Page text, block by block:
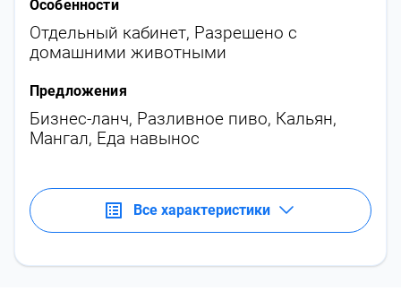
Особенности
Отдельный кабинет, Разрешено с
домашними животными
Предложения
Бизнес-ланч, Разливное пиво, Кальян,
Мангал, Еда навынос
Все характеристики